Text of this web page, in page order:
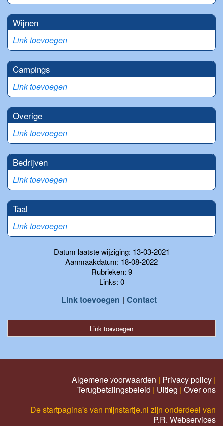
Wijnen
Link toevoegen
Campings
Link toevoegen
Overige
Link toevoegen
Bedrijven
Link toevoegen
Taal
Link toevoegen
Datum laatste wijziging: 13-03-2021
Aanmaakdatum: 18-08-2022
Rubrieken: 9
Links: 0
Link toevoegen Contact
Link toevoegen
Algemene voorwaarden | Privacy policy |
Terugbetalingsbeleid | Uitleg | Over ons
De startpagina's van mijnstartje.nl zijn onderdeel van
P.R. Webservices